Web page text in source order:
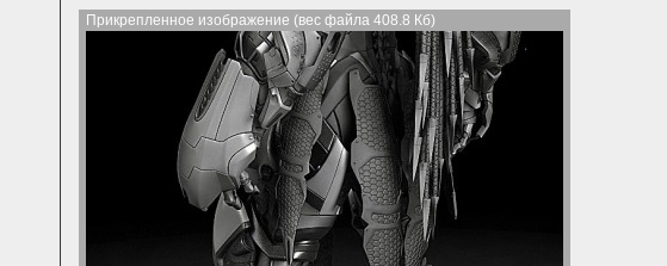
Прикрепленное изображение (вес файла 408.8 Кб)